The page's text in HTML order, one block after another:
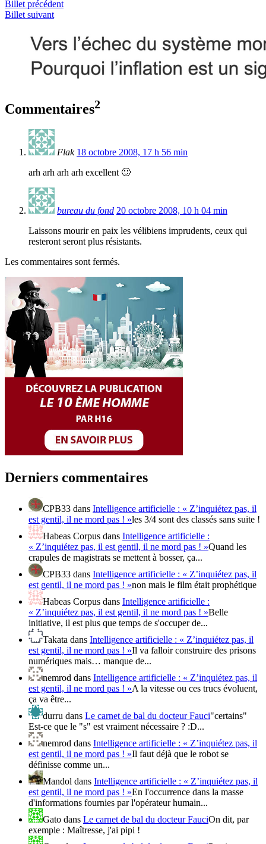
Billet précédent
Billet suivant
Commentaires2
Flak 18 octobre 2008, 17 h 56 min
arh arh arh arh excellent 🙂
bureau du fond 20 octobre 2008, 10 h 04 min
Laissons mourir en paix les vélibiens imprudents, ceux qui
resteront seront plus résistants.
Les commentaires sont fermés.
Derniers commentaires
CPB33 dans Intelligence artificielle : « Z’inquiétez pas, il
est gentil, il ne mord pas ! »les 3/4 sont des classés sans suite !
Habeas Corpus dans Intelligence artificielle :
« Z’inquiétez pas, il est gentil, il ne mord pas ! »Quand les
crapules de magistrats se mettent à bosser, ça...
CPB33 dans Intelligence artificielle : « Z’inquiétez pas, il
est gentil, il ne mord pas ! »non mais le film était prophétique
Habeas Corpus dans Intelligence artificielle :
« Z’inquiétez pas, il est gentil, il ne mord pas ! »Belle
initiative, il est plus que temps de s'occuper de...
Takata dans Intelligence artificielle : « Z’inquiétez pas, il
est gentil, il ne mord pas ! »Il va falloir construire des prisons
numériques mais… manque de...
nemrod dans Intelligence artificielle : « Z’inquiétez pas, il
est gentil, il ne mord pas ! »A la vitesse ou ces trucs évoluent,
ça va être...
durru dans Le carnet de bal du docteur Fauci"certains"
Est-ce que le "s" est vraiment nécessaire ? :D...
nemrod dans Intelligence artificielle : « Z’inquiétez pas, il
est gentil, il ne mord pas ! »Il faut déjà que le robot se
définisse comme un...
Mandol dans Intelligence artificielle : « Z’inquiétez pas, il
est gentil, il ne mord pas ! »En l'occurrence dans la masse
d'informations fournies par l'opérateur humain...
Gato dans Le carnet de bal du docteur FauciOn dit, par
exemple : Maîtresse, j'ai pipi !